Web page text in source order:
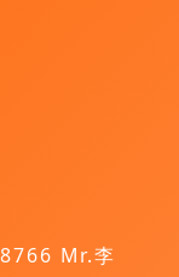
Mr.李